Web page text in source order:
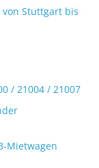
von Stuttgart bis
/ 21004 / 21007
Mietwagen